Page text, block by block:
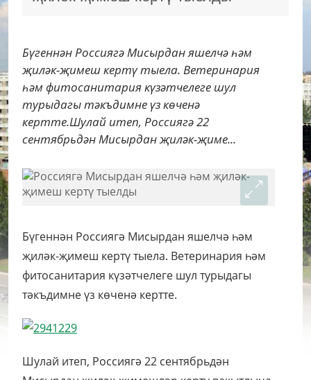
Бүгеннән Россиягә Мисырдан яшелчә һәм
җиләк-җимеш кертү тыела. Ветеринария
һәм фитосанитария күзәтчелеге шул
турыдагы тәкъдимне үз көченә
кертте.Шулай итеп, Россиягә 22
сентябрьдән Мисырдан җиләк-җиме...
Бүгеннән Россиягә Мисырдан яшелчә һәм
җиләк-җимеш кертү тыела. Ветеринария һәм
фитосанитария күзәтчелеге шул турыдагы
тәкъдимне үз көченә кертте.
Шулай итеп, Россиягә 22 сентябрьдән